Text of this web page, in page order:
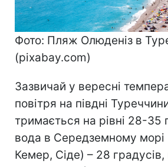
Фото: Пляж Олюденіз в
(pixabay.com)
Зазвичай у вересні
повітря на півдні
тримається на рівні 28-35
вода в Середземному морі
Кемер, Сіде) – 28 градусів,